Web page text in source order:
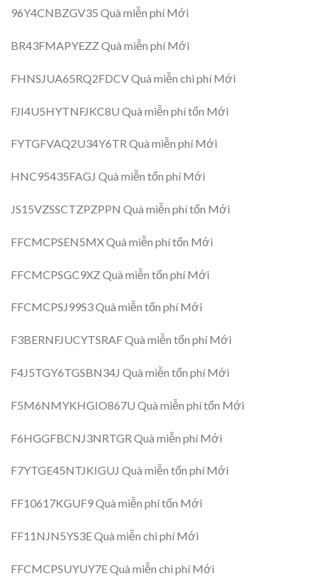
96Y4CNBZGV35 Quà miễn phí Mới
BR43FMAPYEZZ Quà miễn phí Mới
FHNSJUA65RQ2FDCV Quà miễn chi phí Mới
FJI4U5HYTNFJKC8U Quà miễn phí tổn Mới
FYTGFVAQ2U34Y6TR Quà miễn phí Mới
HNC95435FAGJ Quà miễn tổn phí Mới
JS15VZSSCTZPZPPN Quà miễn phí tổn Mới
FFCMCPSEN5MX Quà miễn phí tổn Mới
FFCMCPSGC9XZ Quà miễn tổn phí Mới
FFCMCPSJ99S3 Quà miễn tổn phí Mới
F3BERNFJUCYTSRAF Quà miễn tổn phí Mới
F4J5TGY6TGSBN34J Quà miễn tổn phí Mới
F5M6NMYKHGIO867U Quà miễn phí tổn Mới
F6HGGFBCNJ3NRTGR Quà miễn phí Mới
F7YTGE45NTJKIGUJ Quà miễn tổn phí Mới
FF10617KGUF9 Quà miễn phí tổn Mới
FF11NJN5YS3E Quà miễn chi phí Mới
FFCMCPSUYUY7E Quà miễn chi phí Mới